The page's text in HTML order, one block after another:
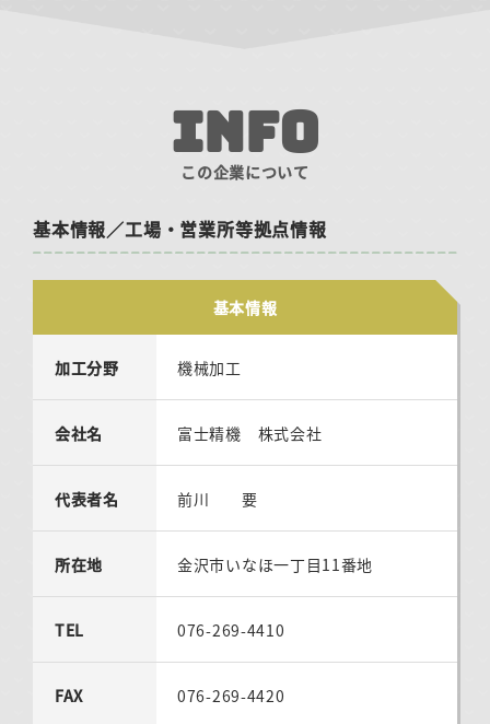
INFO
この企業について
基本情報／工場・営業所等拠点情報
基本情報
加工分野 機械加工
会社名 富士精機 株式会社
代表者名 前川 要
所在地 金沢市いなほ一丁目11番地
TEL 076-269-4410
FAX 076-269-4420